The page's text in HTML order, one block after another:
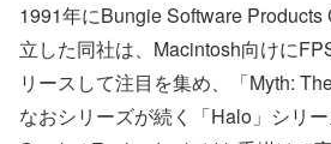
1991年にBungie Software Products
立した同社は、Macintosh向けに
リースして注目を集め、「Myth:
なおシリーズが続く「Halo」シリ